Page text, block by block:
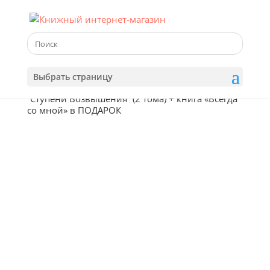
Выбрать страницу
/ Комплект
“Ступени Возвышения” (2 тома) + книга «Всегда
со мной» в ПОДАРОК